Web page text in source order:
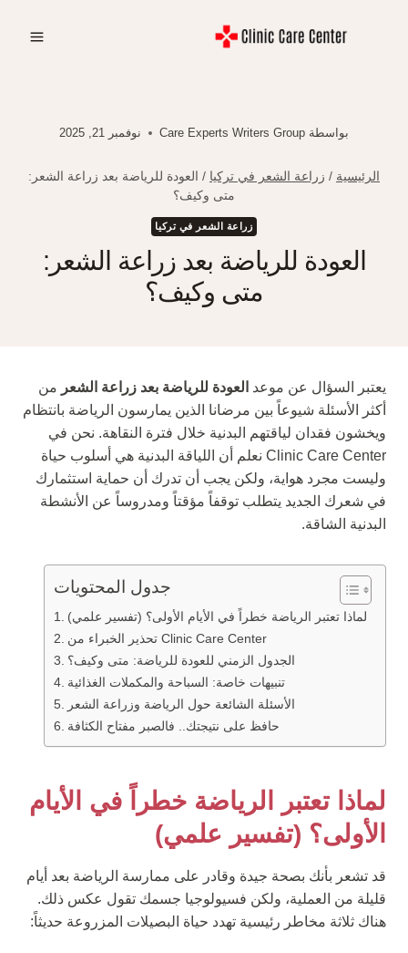
بواسطة Care Experts Writers Group نوفمبر 21, 2025
الرئيسية / زراعة الشعر في تركيا / العودة للرياضة بعد زراعة الشعر:
متى وكيف؟
زراعة الشعر في تركيا
العودة للرياضة بعد زراعة الشعر:
متى وكيف؟
يعتبر السؤال عن موعد العودة للرياضة بعد زراعة الشعر من
أكثر الأسئلة شيوعاً بين مرضانا الذين يمارسون الرياضة بانتظام
ويخشون فقدان لياقتهم البدنية خلال فترة النقاهة. نحن في
Clinic Care Center نعلم أن اللياقة البدنية هي أسلوب حياة
وليست مجرد هواية، ولكن يجب أن تدرك أن حماية استثمارك
في شعرك الجديد يتطلب توقفاً مؤقتاً ومدروساً عن الأنشطة
البدنية الشاقة.
جدول المحتويات
لماذا تعتبر الرياضة خطراً في الأيام الأولى؟ (تفسير علمي)
تحذير الخبراء من Clinic Care Center
الجدول الزمني للعودة للرياضة: متى وكيف؟
تنبيهات خاصة: السباحة والمكملات الغذائية
الأسئلة الشائعة حول الرياضة وزراعة الشعر
حافظ على نتيجتك.. فالصبر مفتاح الكثافة
لماذا تعتبر الرياضة خطراً في الأيام
الأولى؟ (تفسير علمي)
قد تشعر بأنك بصحة جيدة وقادر على ممارسة الرياضة بعد أيام
قليلة من العملية، ولكن فسيولوجيا جسمك تقول عكس ذلك.
هناك ثلاثة مخاطر رئيسية تهدد حياة البصيلات المزروعة حديثاً: